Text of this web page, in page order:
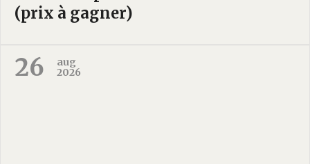
(prix à gagner)
26
aug
2026